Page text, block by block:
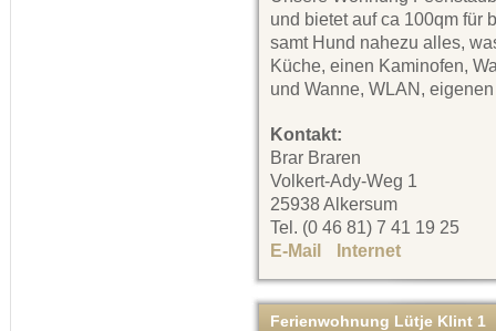
und bietet auf ca 100qm für
samt Hund nahezu alles,
Küche, einen Kaminofen,
und Wanne, WLAN,
Kontakt:
Brar Braren
Volkert-Ady-Weg 1
25938 Alkersum
Tel. (0 46 81) 7 41 19 25
E-Mail
Internet
Ferienwohnung Lütje Klint 1